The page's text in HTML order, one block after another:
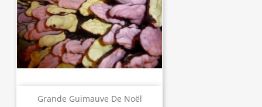
Grande Guimauve De Noël